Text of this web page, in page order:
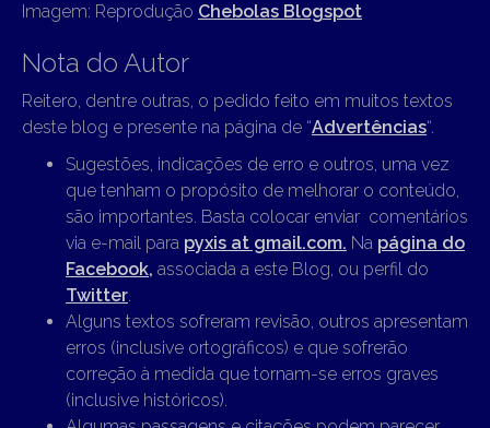
Imagem: Reprodução Chebolas Blogspot
Nota do Autor
Reitero, dentre outras, o pedido feito em muitos textos
deste blog e presente na página de “Advertências“.
Sugestões, indicações de erro e outros, uma vez
que tenham o propósito de melhorar o conteúdo,
são importantes. Basta colocar enviar comentários
via e-mail para pyxis at gmail.com. Na página do
Facebook, associada a este Blog, ou perfil do
Twitter.
Alguns textos sofreram revisão, outros apresentam
erros (inclusive ortográficos) e que sofrerão
correção à medida que tornam-se erros graves
(inclusive históricos).